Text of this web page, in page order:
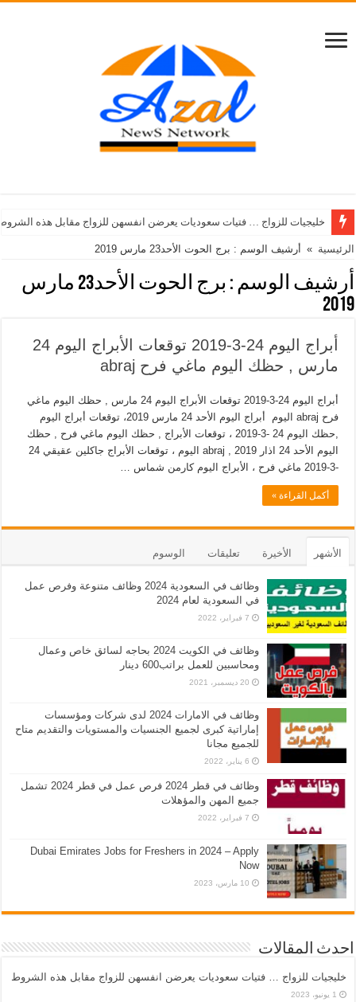
خليجيات للزواج … فتيات سعوديات يعرضن انفسهن للزواج مقابل هذه
الرئيسية » أرشيف الوسم : برج الحوت الأحد23 مارس 2019
أرشيف الوسم :
برج الحوت الأحد23 مارس
2019
أبراج اليوم 24-3-2019 توقعات الأبراج اليوم 24
مارس , حظك اليوم ماغي فرح abraj
أبراج اليوم 24-3-2019 توقعات الأبراج اليوم 24 مارس , حظك اليوم ماغي
فرح abraj اليوم أبراج اليوم الأحد 24 مارس 2019، توقعات أبراج اليوم
,حظك اليوم 24 -3-2019 ، توقعات الأبراج , حظك اليوم ماغي فرح , حظك
اليوم الأحد 24 اذار 2019 , abraj اليوم ، توقعات الأبراج جاكلين عقيقي 24
-3-2019 ماغي فرح ، الأبراج اليوم كارمن شماس …
أكمل القراءة »
الأشهر الأخيرة تعليقات الوسوم
وظائف في السعودية 2024 وظائف متنوعة وفرص عمل
في السعودية لعام 2024
7 فبراير، 2022
وظائف في الكويت 2024 بحاجه لسائق خاص وعمال
ومحاسبين للعمل براتب600 دينار
20 ديسمبر، 2021
وظائف في الامارات 2024 لدى شركات ومؤسسات
إماراتية كبرى لجميع الجنسيات والمستويات والتقديم متاح
للجميع مجانا
6 يناير، 2022
وظائف في قطر 2024 فرص عمل في قطر 2024 تشمل
جميع المهن والمؤهلات
7 فبراير، 2022
Dubai Emirates Jobs for Freshers in 2024 – Apply
Now
10 مارس، 2023
احدث المقالات
خليجيات للزواج … فتيات سعوديات يعرضن انفسهن للزواج مقابل هذه الشروط
1 يونيو، 2023